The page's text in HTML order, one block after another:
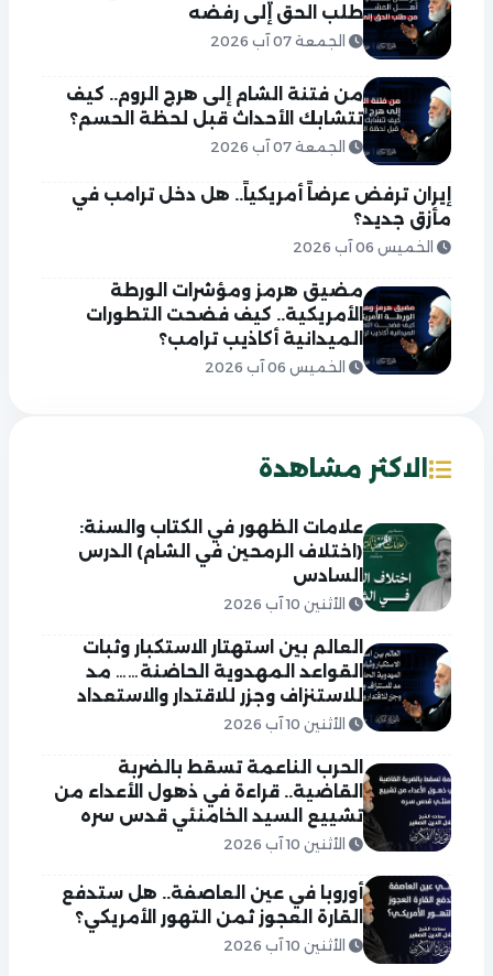
طلب الحق إلى رفضه
الجمعة 07 آب 2026
من فتنة الشام إلى هرج الروم.. كيف
تتشابك الأحداث قبل لحظة الحسم؟
الجمعة 07 آب 2026
إيران ترفض عرضاً أمريكياً.. هل دخل ترامب في
مأزق جديد؟
الخميس 06 آب 2026
مضيق هرمز ومؤشرات الورطة
الأمريكية.. كيف فضحت التطورات
الميدانية أكاذيب ترامب؟
الخميس 06 آب 2026
الاكثر مشاهدة
علامات الظهور في الكتاب والسنة:
(اختلاف الرمحين في الشام) الدرس
السادس
الأثنين 10 آب 2026
العالم بين استهتار الاستكبار وثبات
القواعد المهدوية الحاضنة…… مد
للاستنزاف وجزر للاقتدار والاستعداد
الأثنين 10 آب 2026
الحرب الناعمة تسقط بالضربة
القاضية.. قراءة في ذهول الأعداء من
تشييع السيد الخامنئي قدس سره
الأثنين 10 آب 2026
أوروبا في عين العاصفة.. هل ستدفع
القارة العجوز ثمن التهور الأمريكي؟
الأثنين 10 آب 2026